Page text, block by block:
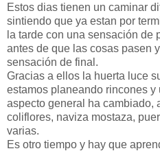
Estos dias tienen un caminar
sintiendo que ya estan por
la tarde con una sensación de
antes de que las cosas pasen
sensación de final.
Gracias a ellos la huerta luce
estamos planeando rincones y
aspecto general ha cambiado,
coliflores, naviza mostaza,
varias.
Es otro tiempo y hay que